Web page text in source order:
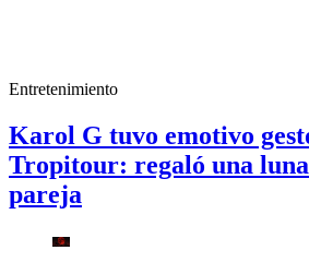
Entretenimiento
Karol G tuvo emotivo
Tropitour: regaló una
pareja